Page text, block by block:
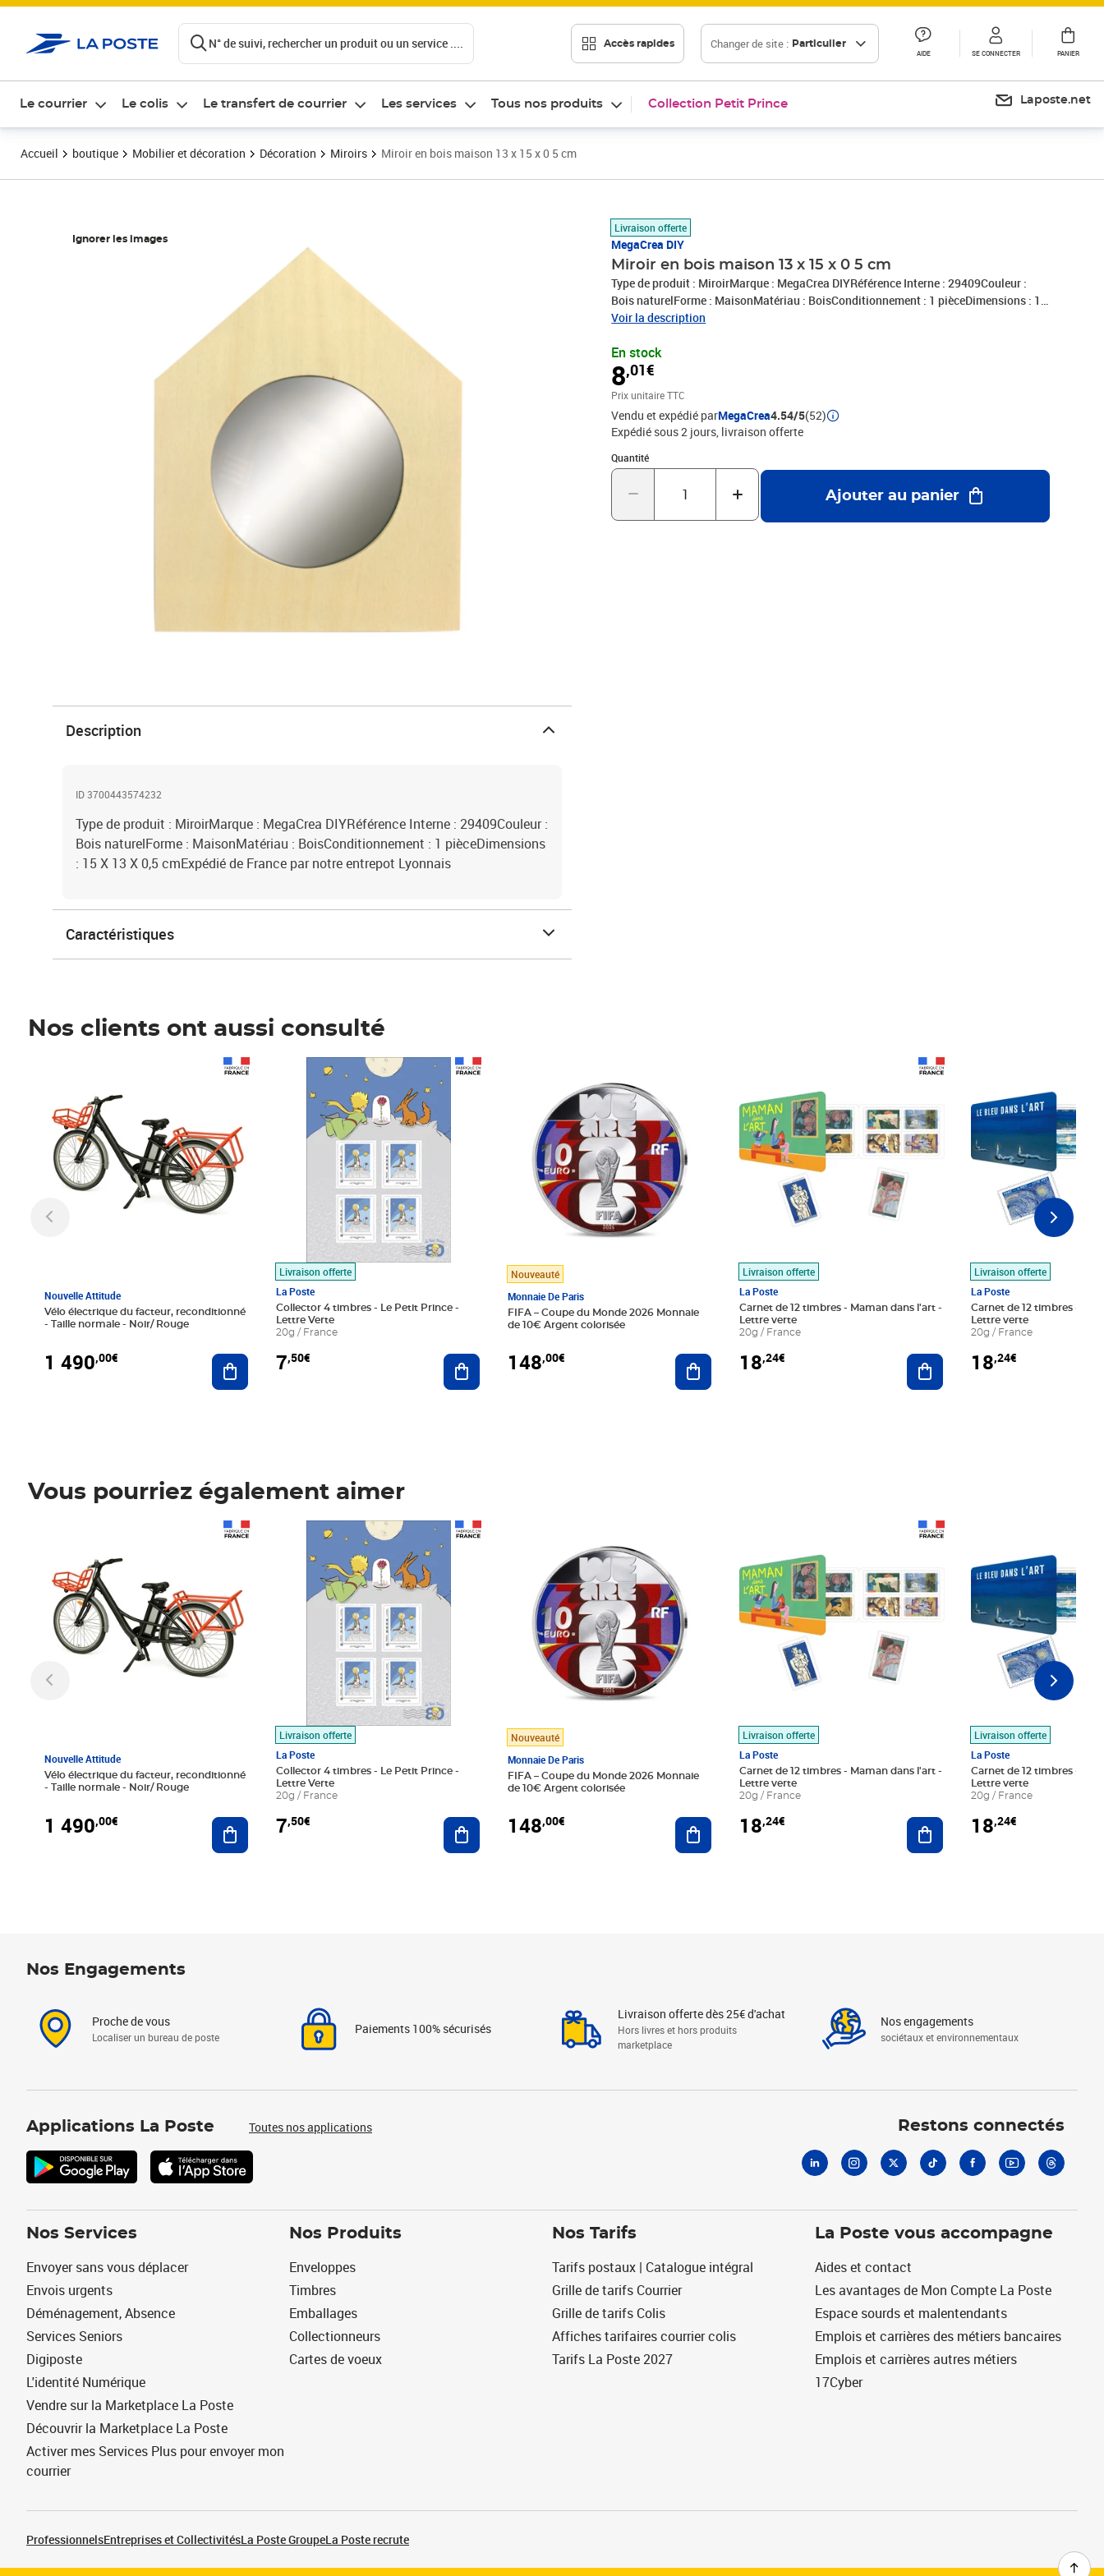
N° de suivi, rechercher un produit ou un service .... Accès rapides Changer de site : Particulier
AIDE SE CONNECTER PANIER
Le courrier Le colis Le transfert de courrier Les services Tous nos produits Collection Petit Prince Laposte.net
Accueil boutique Mobilier et décoration Décoration Miroirs Miroir en bois maison 13 x 15 x 0 5 cm
Ignorer les images
Livraison offerte
MegaCrea DIY
Miroir en bois maison 13 x 15 x 0 5 cm
Type de produit : MiroirMarque : MegaCrea DIYRéférence Interne : 29409Couleur :
Bois naturelForme : MaisonMatériau : BoisConditionnement : 1 pièceDimensions : 15
X 13 X 0,5 cmExpédié de France par notre entrepot Lyonnais
Voir la description
En stock
8,01€
Prix 8,01€
Prix unitaire TTC
Vendu et expédié parMegaCrea4.54/5(52)
Expédié sous 2 jours livraison offerte
Quantité
Quantité : 1
Ajouter au panier
Description
ID 3700443574232
Type de produit : MiroirMarque : MegaCrea DIYRéférence Interne : 29409Couleur :
Bois naturelForme : MaisonMatériau : BoisConditionnement : 1 pièceDimensions
: 15 X 13 X 0,5 cmExpédié de France par notre entrepot Lyonnais
Caractéristiques
Nos clients ont aussi consulté
Nouvelle Attitude
Vélo électrique du facteur, reconditionné
- Taille normale - Noir/ Rouge
1 490,00€ Ajouter au panier
Livraison offerte
La Poste
Collector 4 timbres - Le Petit Prince -
Lettre Verte
20g / France
7,50€
Prix 7,50€
Ajouter au panier
Nouveauté
Monnaie De Paris
FIFA – Coupe du Monde 2026 Monnaie
de 10€ Argent colorisée
148,00€ Ajouter au panier
Livraison offerte
La Poste
Carnet de 12 timbres - Maman dans l'art -
Lettre verte
20g / France
18,24€ Ajouter au panier
Livraison offerte
La Poste
Carnet de 12 timbres - Le
Lettre verte
20g / France
18,24€
Vous pourriez également aimer
Nouvelle Attitude
Vélo électrique du facteur, reconditionné
- Taille normale - Noir/ Rouge
1 490,00€ Ajouter au panier
Livraison offerte
La Poste
Collector 4 timbres - Le Petit Prince -
Lettre Verte
20g / France
7,50€
Prix 7,50€
Ajouter au panier
Nouveauté
Monnaie De Paris
FIFA – Coupe du Monde 2026 Monnaie
de 10€ Argent colorisée
148,00€ Ajouter au panier
Livraison offerte
La Poste
Carnet de 12 timbres - Maman dans l'art -
Lettre verte
20g / France
18,24€ Ajouter au panier
Livraison offerte
La Poste
Carnet de 12 timbres - Le
Lettre verte
20g / France
18,24€
Nos Engagements
Proche de vous
Localiser un bureau de poste
Paiements 100% sécurisés
Livraison offerte dès 25€ d'achat
Hors livres et hors produits
marketplace
Nos engagements
sociétaux et environnementaux
Applications La Poste Toutes nos applications Restons connectés
Nos Services
Envoyer sans vous déplacer
Envois urgents
Déménagement, Absence
Services Seniors
Digiposte
L'identité Numérique
Vendre sur la Marketplace La Poste
Découvrir la Marketplace La Poste
Activer mes Services Plus pour envoyer mon
courrier
Nos Produits
Enveloppes
Timbres
Emballages
Collectionneurs
Cartes de voeux
Nos Tarifs
Tarifs postaux | Catalogue intégral
Grille de tarifs Courrier
Grille de tarifs Colis
Affiches tarifaires courrier colis
Tarifs La Poste 2027
La Poste vous accompagne
Aides et contact
Les avantages de Mon Compte La Poste
Espace sourds et malentendants
Emplois et carrières des métiers bancaires
Emplois et carrières autres métiers
17Cyber
ProfessionnelsEntreprises et CollectivitésLa Poste GroupeLa Poste recrute